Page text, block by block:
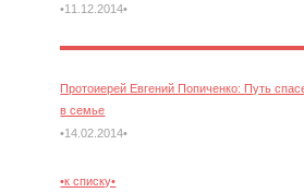
•11.12.2014•
Протоиерей Евгений Попиченко: Путь
в семье
•14.02.2014•
•к списку•